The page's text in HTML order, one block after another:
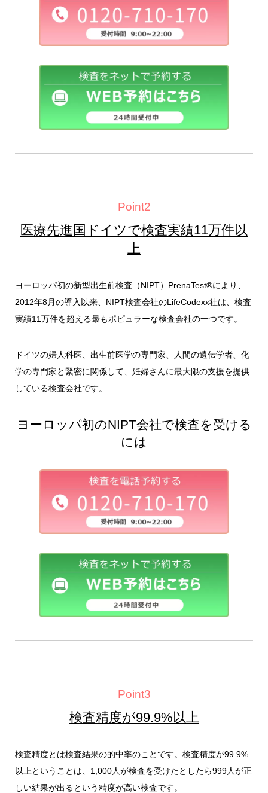
Point2
医療先進国ドイツで検査実績11万件以
上
ヨーロッパ初の新型出生前検査（NIPT）PrenaTest®により、
2012年8月の導入以来、NIPT検査会社のLifeCodexx社は、検査
実績11万件を超える最もポピュラーな検査会社の一つです。
ドイツの婦人科医、出生前医学の専門家、人間の遺伝学者、化
学の専門家と緊密に関係して、妊婦さんに最大限の支援を提供
している検査会社です。
ヨーロッパ初のNIPT会社で検査を受ける
には
Point3
検査精度が99.9%以上
検査精度とは検査結果の的中率のことです。検査精度が99.9%
以上ということは、1,000人が検査を受けたとしたら999人が正
しい結果が出るという精度が高い検査です。